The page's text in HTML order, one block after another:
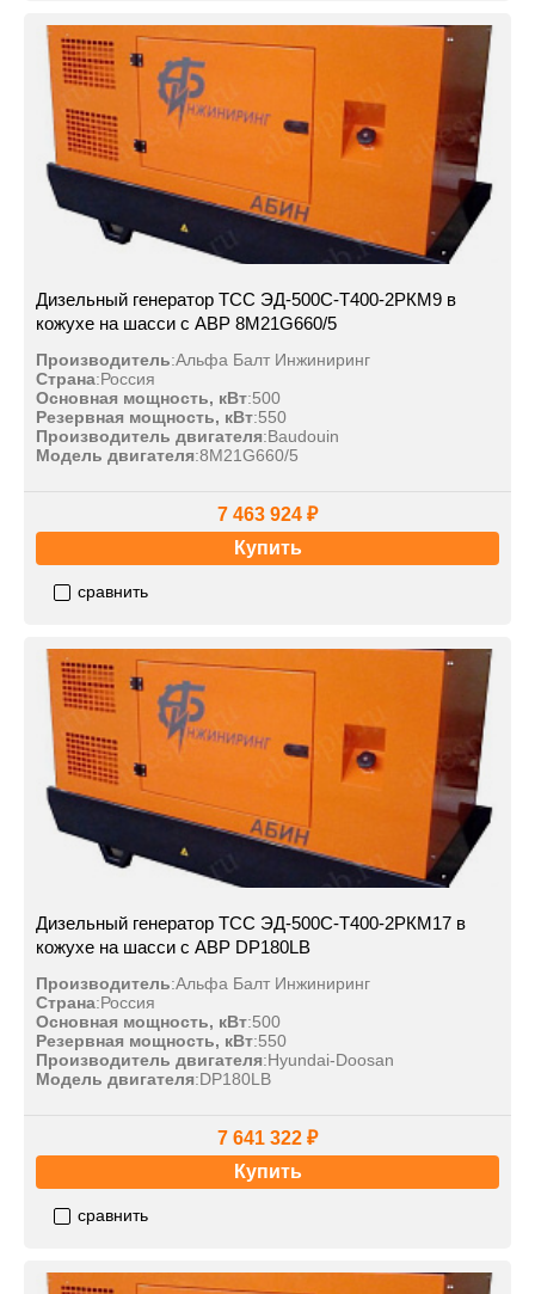
Дизельный генератор ТСС ЭД-500С-Т400-2РКМ9 в
кожухе на шасси с АВР 8M21G660/5
Производитель:Альфа Балт Инжиниринг
Страна:Россия
Основная мощность, кВт:500
Резервная мощность, кВт:550
Производитель двигателя:Baudouin
Модель двигателя:8M21G660/5
7 463 924 ₽
Купить
сравнить
Дизельный генератор ТСС ЭД-500С-Т400-2РКМ17 в
кожухе на шасси с АВР DP180LB
Производитель:Альфа Балт Инжиниринг
Страна:Россия
Основная мощность, кВт:500
Резервная мощность, кВт:550
Производитель двигателя:Hyundai-Doosan
Модель двигателя:DP180LB
7 641 322 ₽
Купить
сравнить